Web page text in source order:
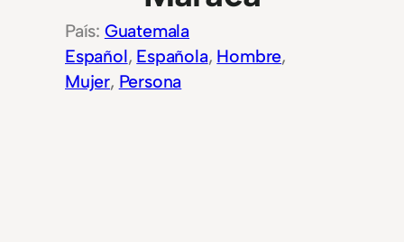
Guatemala
Español, Española, Hombre
Mujer, Persona